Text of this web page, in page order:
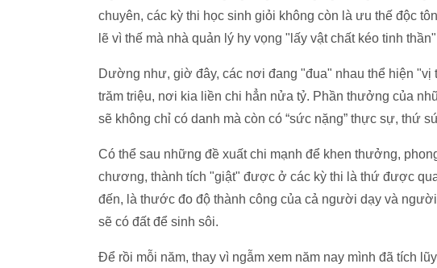
chuyên, các kỳ thi học sinh giỏi không còn là ưu thế độc
lẽ vì thế mà nhà quản lý hy vọng "lấy vật chất kéo tinh
Dường như, giờ đây, các nơi đang "đua" nhau thể hiện
trăm triệu, nơi kia liền chi hẳn nửa tỷ. Phần thưởng của
sẽ không chỉ có danh mà còn có “sức nặng” thực sự, thứ
Có thể sau những đề xuất chi mạnh để khen thưởng,
chương, thành tích "giật" được ở các kỳ thi là thứ được
đến, là thước đo độ thành công của cả người dạy và
sẽ có đất để sinh sôi.
Để rồi mỗi năm, thay vì ngẫm xem năm nay mình đã tích